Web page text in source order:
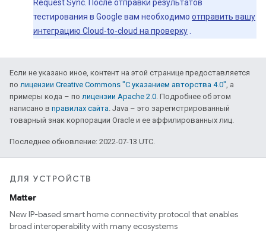
Request Sync. После отправки результатов
тестирования в Google вам необходимо отправить вашу
интеграцию Cloud-to-cloud на проверку
Если не указано иное, контент на этой странице предоставляется
по лицензии Creative Commons "С указанием авторства 4.0", а
примеры кода – по лицензии Apache 2.0. Подробнее об этом
написано в правилах сайта. Java – это зарегистрированный
товарный знак корпорации Oracle и ее аффилированных лиц.
Последнее обновление: 2022-07-13 UTC.
ДЛЯ УСТРОЙСТВ
Matter
New IP-based smart home connectivity protocol that enables
broad interoperability with many ecosystems